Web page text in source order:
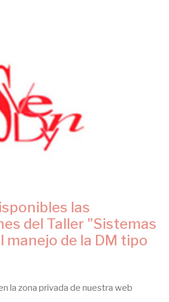
las
del Taller "Sistemas
manejo de la DM tipo
la zona privada de nuestra web